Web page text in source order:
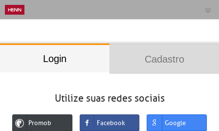
Login Cadastro
Utilize suas redes sociais
Promob Facebook Google